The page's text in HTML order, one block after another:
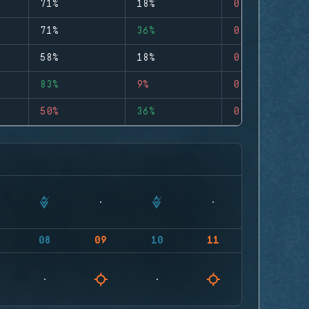
71% 18% 0
71% 36% 0
58% 18% 0
83% 9% 0
50% 36% 0
08 09 10 11